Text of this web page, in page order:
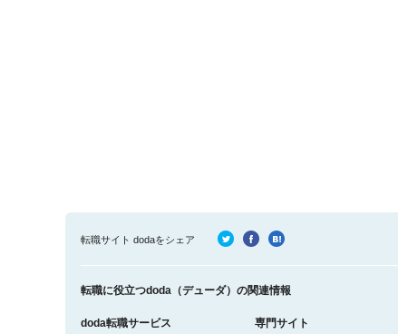
転職サイト dodaをシェア
転職に役立つdoda（デューダ）の関連情報
doda転職サービス 専門サイト